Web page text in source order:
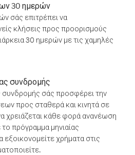
30 ημερών
σάς επιτρέπει να
κλήσεις προς προορισμούς
30 ημερών με τις χαμηλές
συνδρομής
συνδρομής σάς προσφέρει την
προς σταθερά και κινητά σε
χρειάζεται κάθε φορά ανανέωση
πρόγραμμα μηνιαίας
χρήματα στις